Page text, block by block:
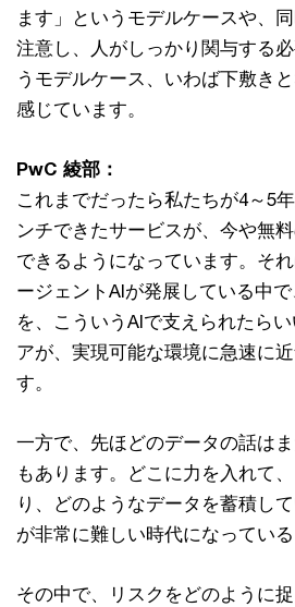
ます」というモデルケースや、
注意し、人がしっかり関与する
うモデルケース、いわば下敷き
感じています。
PwC 綾部：
これまでだったら私たちが4～5
ンチできたサービスが、今や無
できるようになっています。そ
ージェントAIが発展している中
を、こういうAIで支えられたら
アが、実現可能な環境に急速に
す。
一方で、先ほどのデータの話は
もあります。どこに力を入れて
り、どのようなデータを蓄積し
が非常に難しい時代になっている
その中で、リスクをどのように捉